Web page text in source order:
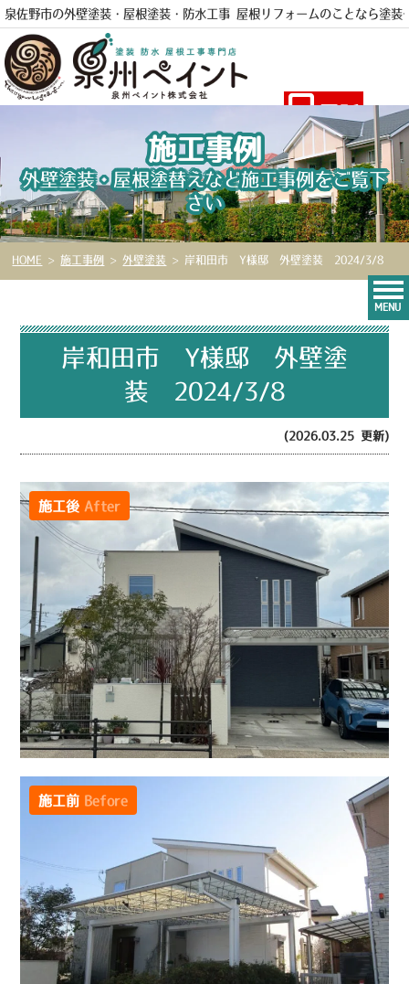
泉佐野市の外壁塗装・屋根塗装・防水工事 屋根リフォームのことなら塗装
電話
MENU
施工事例
外壁塗装・屋根塗替えなど施工事例をご覧下
さい
HOME >施工事例 > 外壁塗装 > 岸和田市 Y様邸 外壁塗装 2024/3/8
岸和田市 Y様邸 外壁塗
装 2024/3/8
(2026.03.25 更新)
施工後 After
施工前 Before